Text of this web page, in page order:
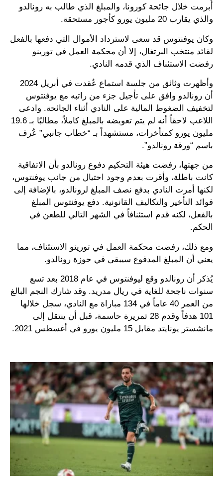
أُبرمت خلال جائحة كورونا، والمبلغ الذي طالب به رونالدو
والذي يقارب 20 مليون يورو كأجور مستحقة.
وكان يوفنتوس قد سعى لاسترداد الأموال التي دفعها بالفعل
لقائد منتخب البرتغال، إلا أن محكمة العمل في تورينو
رفضت الاستئناف الذي قدمه النادي.
وأظهرت وثائق من جلسة استماع عُقدت في أبريل 2024
أن رونالدو وافق على تأجيل جزء من راتبه مع يوفنتوس
لتخفيف الضغوط المالية على النادي أثناء الجائحة. وادعى
اللاعب لاحقاً أنه لم يتم تعويضه بالمبلغ كاملاً، مطالبًا بـ 19.6
مليون يورو كمتأخرات، مستشهداً بـ “خطاب جانبي” عُرف
باسم “ورقة رونالدو”.
من جهتها، رفضت هيئة التحكيم دفوع رونالدو بأن الاتفاقية
كانت باطلة، وأقرت بعدم وجود احتيال من جانب يوفنتوس،
لكنها أمرت النادي بدفع نصف المبلغ لرونالدو، بالإضافة إلى
فوائد التأخير والتكاليف القانونية. دفع يوفنتوس المبلغ
بالفعل، لكنه قدم استئنافاً في الشهر التالي للطعن في
الحكم.
ومع ذلك، رفضت محكمة العمل في تورينو الاستئناف، مما
يعني أن المبلغ المدفوع سيبقى في حوزة رونالدو.
يُذكر أن رونالدو وقع ليوفنتوس في عام 2018 بعد تسع
سنوات ناجحة للغاية في ريال مدريد. وقد شارك النجم البالغ
من العمر 40 عاماً في 134 مباراة مع النادي، سجل خلالها
101 هدفاً وقدم 28 تمريرة حاسمة، قبل أن ينتقل إلى
مانشستر يونايتد مقابل 15 مليون يورو في أغسطس 2021.